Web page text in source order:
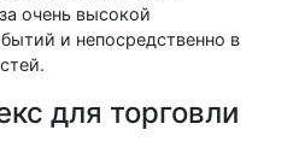
очень высокой
и непосредственно в
для торговли